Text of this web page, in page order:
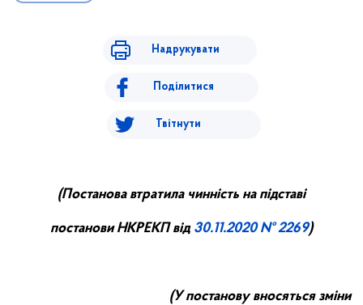
Надрукувати
Поділитися
Твітнути
(Постанова втратила чинність на підставі
постанови НКРЕКПвід 30.11.2020№ 2269)
(У постанову вносяться зміни